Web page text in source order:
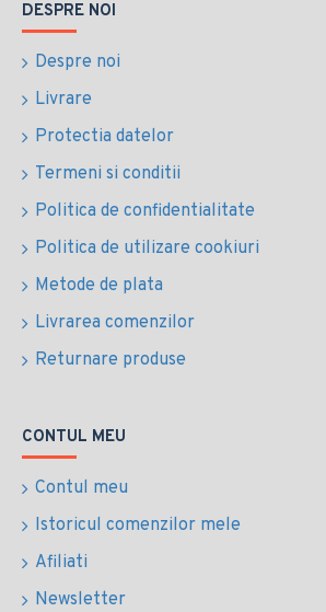
DESPRE NOI
Despre noi
Livrare
Protectia datelor
Termeni si conditii
Politica de confidentialitate
Politica de utilizare cookiuri
Metode de plata
Livrarea comenzilor
Returnare produse
CONTUL MEU
Contul meu
Istoricul comenzilor mele
Afiliati
Newsletter